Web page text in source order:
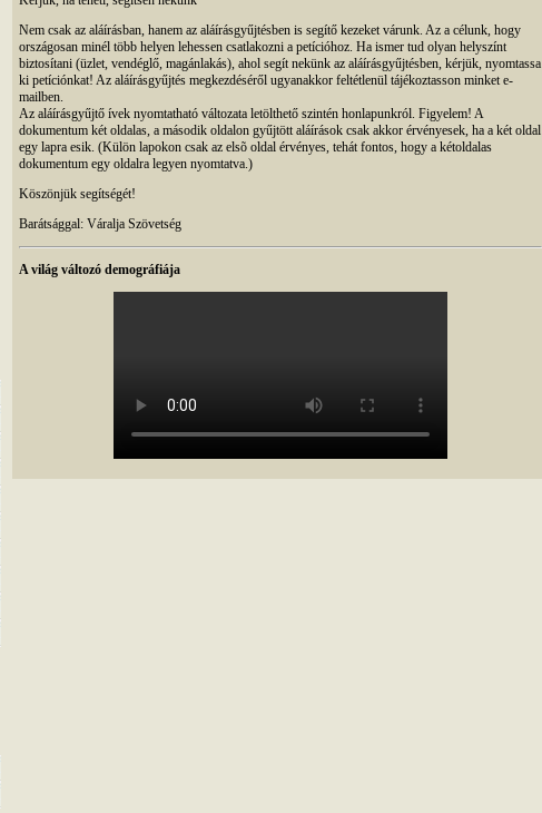
Nem csak az aláírásban, hanem az aláírásgyűjtésben is segítő kezeket várunk. Az a célunk, hogy
országosan minél több helyen lehessen csatlakozni a petícióhoz. Ha ismer tud olyan helyszínt
biztosítani (üzlet, vendéglő, magánlakás), ahol segít nekünk az aláírásgyűjtésben, kérjük, nyomtassa
ki petíciónkat! Az aláírásgyűjtés megkezdéséről ugyanakkor feltétlenül tájékoztasson minket e-
mailben.
Az aláírásgyűjtő ívek nyomtatható változata letölthető szintén honlapunkról. Figyelem! A
dokumentum két oldalas, a második oldalon gyűjtött aláírások csak akkor érvényesek, ha a két oldal
egy lapra esik. (Külön lapokon csak az elsõ oldal érvényes, tehát fontos, hogy a kétoldalas
dokumentum egy oldalra legyen nyomtatva.)
Köszönjük segítségét!
Barátsággal: Váralja Szövetség
A világ változó demográfiája